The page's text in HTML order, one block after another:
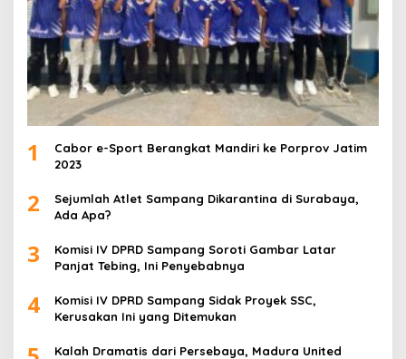
1
Cabor e-Sport Berangkat Mandiri ke Porprov Jatim
2023
2
Sejumlah Atlet Sampang Dikarantina di Surabaya,
Ada Apa?
3
Komisi IV DPRD Sampang Soroti Gambar Latar
Panjat Tebing, Ini Penyebabnya
4
Komisi IV DPRD Sampang Sidak Proyek SSC,
Kerusakan Ini yang Ditemukan
Kalah Dramatis dari Persebaya, Madura United